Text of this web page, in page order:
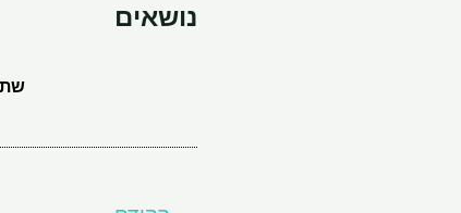
נושאים